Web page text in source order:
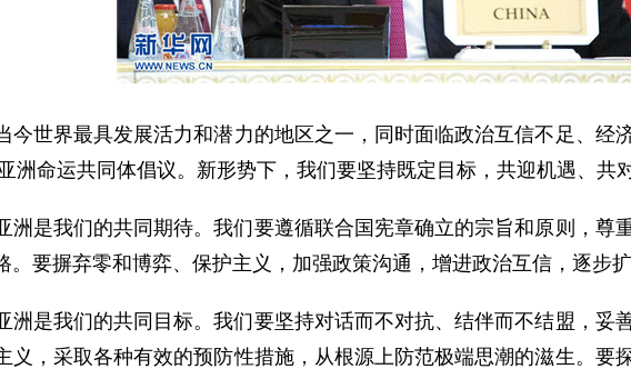
世界最具发展活力和潜力的地区之一，同时面临政治互信不足、经
洲命运共同体倡议。新形势下，我们要坚持既定目标，共迎机遇、共
我们的共同期待。我们要遵循联合国宪章确立的宗旨和原则，尊
。要摒弃零和博弈、保护主义，加强政策沟通，增进政治互信，逐步扩
我们的共同目标。我们要坚持对话而不对抗、结伴而不结盟，妥
义，采取各种有效的预防性措施，从根源上防范极端思潮的滋生。要